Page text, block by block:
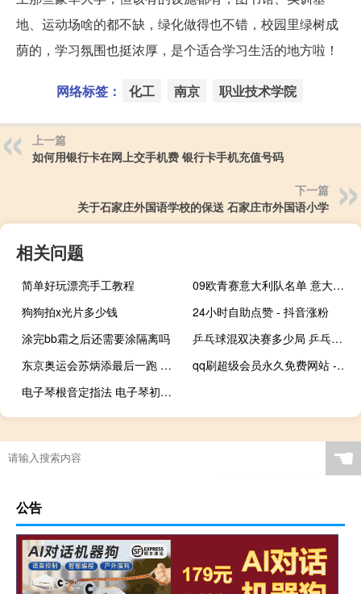
地、运动场啥的都不缺，绿化做得也不错，校园里绿树成
荫的，学习氛围也挺浓厚，是个适合学习生活的地方啦！
网络标签： 化工 南京 职业技术学院
上一篇
如何用银行卡在网上交手机费 银行卡手机充值号码
下一篇
关于石家庄外国语学校的保送 石家庄市外国语小学
相关问题
简单好玩漂亮手工教程
09欧青赛意大利队名单 意大利最新大名单出炉
狗狗拍x光片多少钱
24小时自助点赞 - 抖音涨粉
涂完bb霜之后还需要涂隔离吗
乒乓球混双决赛多少局 乒乓球亚锦赛混双决赛
东京奥运会苏炳添最后一跑 苏炳添东京奥运会照片
qq刷超级会员永久免费网站 - 晚风卡盟网
电子琴根音定指法 电子琴初学入门指法教程
☚
公告